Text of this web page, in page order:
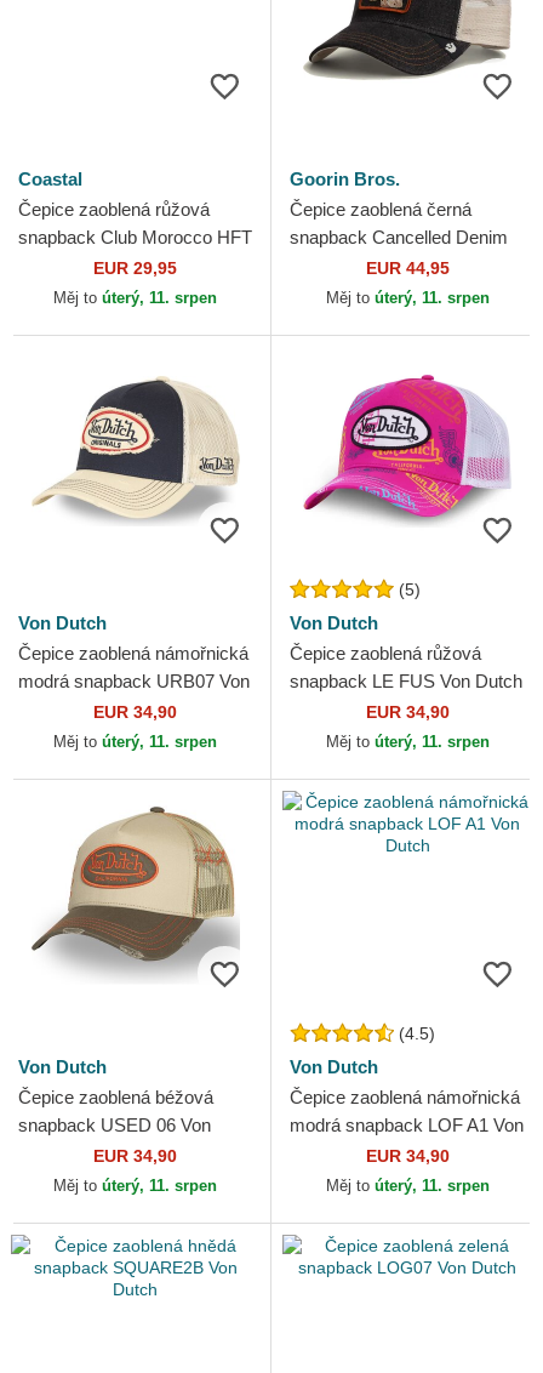
Coastal
Čepice zaoblená růžová
snapback Club Morocco HFT
EUR 29,95
Měj to úterý, 11. srpen
Goorin Bros.
Čepice zaoblená černá
snapback Cancelled Denim
Skull The Farm Goorin Bros.
EUR 44,95
Měj to úterý, 11. srpen
Von Dutch
Čepice zaoblená námořnická
modrá snapback URB07 Von
EUR 34,90
Měj to úterý, 11. srpen
(5)
Von Dutch
Čepice zaoblená růžová
snapback LE FUS Von Dutch
EUR 34,90
Měj to úterý, 11. srpen
Von Dutch
Čepice zaoblená béžová
snapback USED 06 Von
EUR 34,90
Měj to úterý, 11. srpen
(4.5)
Von Dutch
Čepice zaoblená námořnická
modrá snapback LOF A1 Von
EUR 34,90
Měj to úterý, 11. srpen